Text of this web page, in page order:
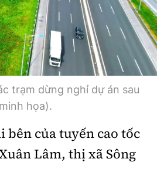
sao
thao
Sản phẩm mới
AI
Tư vấn
thông
trạm dừng nghỉ dự án sau
họa).
của tuyến cao tốc
Lâm, thị xã Sông